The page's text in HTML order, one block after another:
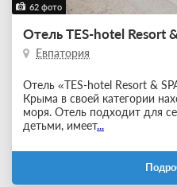
62 фото
Отель TES-hotel Resort
Евпатория
Отель «TES-hotel Resort &
Крыма в своей категории
моря. Отель подходит для
детьми, имеет...